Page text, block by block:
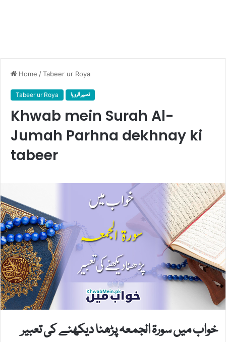
Home /Tabeer ur Roya
Tabeer ur Roya تعبیر الرویا
Khwab mein Surah Al-
Jumah Parhna dekhnay ki
tabeer
خواب میں سورۃ الجمعہ پڑھنا دیکھنے کی تعبیر